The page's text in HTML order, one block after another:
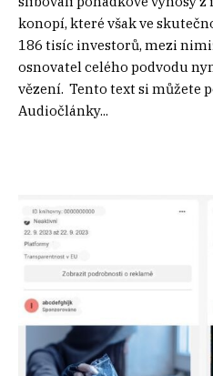
konopí, které však ve
186 tisíc investorů, mezi
osnovatel celého podvodu
vězení. Tento text si můžete
Audiočlánky...